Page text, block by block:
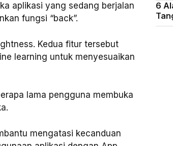
aplikasi yang sedang berjalan
fungsi “back”.
Kedua fitur tersebut
learning untuk menyesuaikan
lama pengguna membuka
mengatasi kecanduan
6